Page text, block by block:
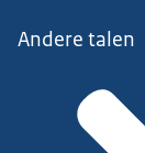
Andere talen